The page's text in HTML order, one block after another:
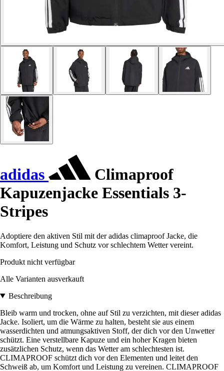
adidas
Climaproof
Kapuzenjacke Essentials 3-
Stripes
Adoptiere den aktiven Stil mit der adidas climaproof Jacke, die
Komfort, Leistung und Schutz vor schlechtem Wetter vereint.
Produkt nicht verfügbar
Alle Varianten ausverkauft
Beschreibung
Bleib warm und trocken, ohne auf Stil zu verzichten, mit dieser adidas
Jacke. Isoliert, um die Wärme zu halten, besteht sie aus einem
wasserdichten und atmungsaktiven Stoff, der dich vor den Unwetter
schützt. Eine verstellbare Kapuze und ein hoher Kragen bieten
zusätzlichen Schutz, wenn das Wetter am schlechtesten ist.
CLIMAPROOF schützt dich vor den Elementen und leitet den
Schweiß ab, um Komfort und Leistung zu vereinen. CLIMAPROOF